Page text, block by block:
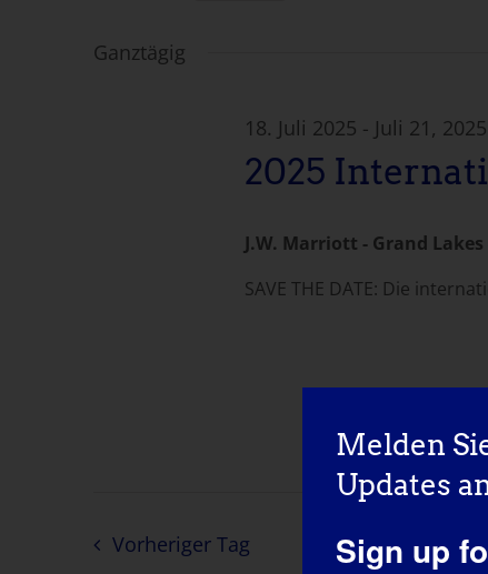
Ansichten
Navigation
Schlüsselwort.
Ganztägig
18. Juli 2025 - Juli 21, 2025
2025
J.W. Marriott - Grand Lakes
SAVE THE DATE: Die
Vorheriger Tag
Melden
Updates
Sign up